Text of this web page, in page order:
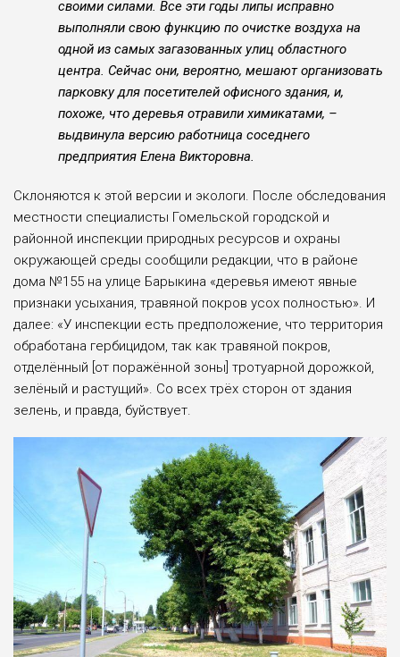
своими силами. Все эти годы липы исправно
выполняли свою функцию по очистке воздуха на
одной из самых загазованных улиц областного
центра. Сейчас они, вероятно, мешают организовать
парковку для посетителей офисного здания, и,
похоже, что деревья отравили химикатами, –
выдвинула версию работница соседнего
предприятия Елена Викторовна.
Склоняются к этой версии и экологи. После обследования
местности специалисты Гомельской городской и
районной инспекции природных ресурсов и охраны
окружающей среды сообщили редакции, что в районе
дома №155 на улице Барыкина «деревья имеют явные
признаки усыхания, травяной покров усох полностью». И
далее: «У инспекции есть предположение, что территория
обработана гербицидом, так как травяной покров,
отделённый [от поражённой зоны] тротуарной дорожкой,
зелёный и растущий». Со всех трёх сторон от здания
зелень, и правда, буйствует.